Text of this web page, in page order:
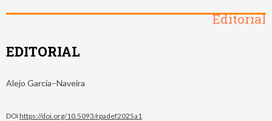
Editorial
EDITORIAL
Alejo García–Naveira
DOI https://doi.org/10.5093/rpadef2025a1